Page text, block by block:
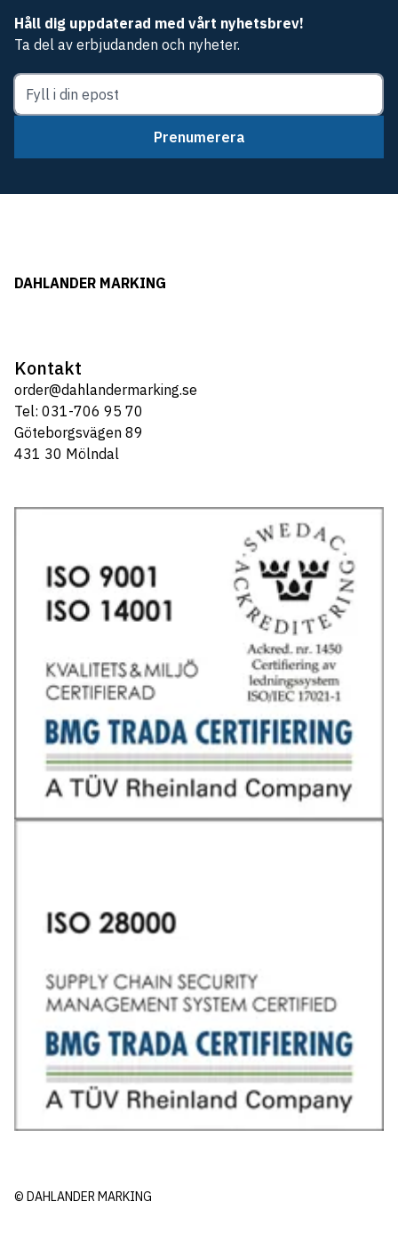
Håll dig uppdaterad med vårt nyhetsbrev!
Ta del av erbjudanden och nyheter.
Prenumerera
DAHLANDER MARKING
Kontakt
order@dahlandermarking.se
Tel: 031-706 95 70
Göteborgsvägen 89
431 30 Mölndal
© DAHLANDER MARKING